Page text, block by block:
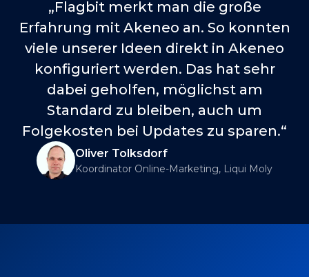
„Flagbit merkt man die große
Erfahrung mit Akeneo an. So konnten
viele unserer Ideen direkt in Akeneo
konfiguriert werden. Das hat sehr
dabei geholfen, möglichst am
Standard zu bleiben, auch um
Folgekosten bei Updates zu sparen.“
Oliver Tolksdorf
Koordinator Online-Marketing, Liqui Moly